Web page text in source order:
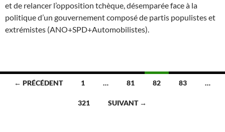
et de relancer l’opposition tchèque, désemparée face à la
politique d’un gouvernement composé de partis populistes et
extrémistes (ANO+SPD+Automobilistes).
Navigation
← PRÉCÉDENT 1 … 81 82 83 …
321 SUIVANT →